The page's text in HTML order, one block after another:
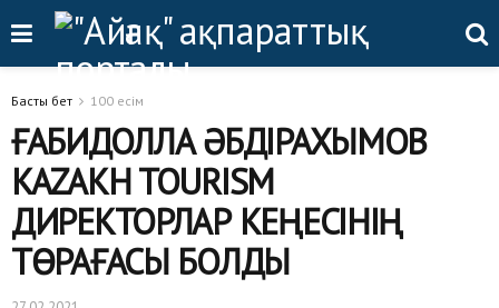
Басты бет 100 есім
ҒАБИДОЛЛА ӘБДІРАХЫМОВ
KAZAKH TOURISM
ДИРЕКТОРЛАР КЕҢЕСІНІҢ
ТӨРАҒАСЫ БОЛДЫ